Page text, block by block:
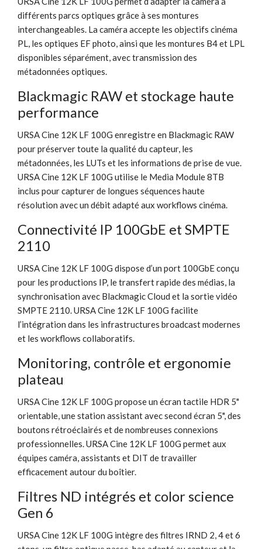
différents parcs optiques grâce à ses montures
interchangeables. La caméra accepte les objectifs cinéma
PL, les optiques EF photo, ainsi que les montures B4 et LPL
disponibles séparément, avec transmission des
métadonnées optiques.
Blackmagic RAW et stockage haute
performance
URSA Cine 12K LF 100G enregistre en Blackmagic RAW
pour préserver toute la qualité du capteur, les
métadonnées, les LUTs et les informations de prise de vue.
URSA Cine 12K LF 100G utilise le Media Module 8TB
inclus pour capturer de longues séquences haute
résolution avec un débit adapté aux workflows cinéma.
Connectivité IP 100GbE et SMPTE
2110
URSA Cine 12K LF 100G dispose d’un port 100GbE conçu
pour les productions IP, le transfert rapide des médias, la
synchronisation avec Blackmagic Cloud et la sortie vidéo
SMPTE 2110. URSA Cine 12K LF 100G facilite
l’intégration dans les infrastructures broadcast modernes
et les workflows collaboratifs.
Monitoring, contrôle et ergonomie
plateau
URSA Cine 12K LF 100G propose un écran tactile HDR 5"
orientable, une station assistant avec second écran 5", des
boutons rétroéclairés et de nombreuses connexions
professionnelles. URSA Cine 12K LF 100G permet aux
équipes caméra, assistants et DIT de travailler
efficacement autour du boîtier.
Filtres ND intégrés et color science
Gen 6
URSA Cine 12K LF 100G intègre des filtres IRND 2, 4 et 6